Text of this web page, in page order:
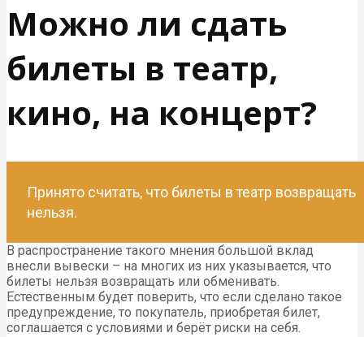
Можно ли сдать
билеты в театр,
кино, на концерт?
Принято считать, что билеты в театр возвращать
нельзя.
В распространение такого мнения большой вклад
внесли вывески – на многих из них указывается, что
билеты нельзя возвращать или обменивать.
Естественным будет поверить, что если сделано такое
предупреждение, то покупатель, приобретая билет,
соглашается с условиями и берёт риски на себя.